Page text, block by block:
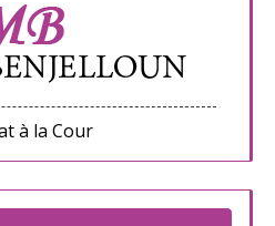
à la Cour